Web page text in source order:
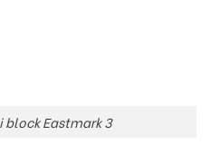
Eastmark 3